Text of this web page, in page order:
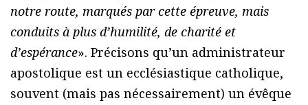
notre route, marqués par cette épreuve, mais
conduits à plus d’humilité, de charité et
d’espérance». Précisons qu’un administrateur
apostolique est un ecclésiastique catholique,
souvent (mais pas nécessairement) un évêque